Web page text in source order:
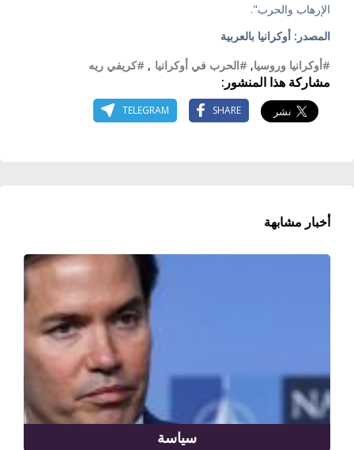
الإرهاب والحرب".
المصدر: أوكرانيا بالعربية
#أوكرانيا وروسيا, #الحرب في أوكرانيا , #كريفي ريه
مشاركة هذا المنشور:
SHARE
TELEGRAM
أخبار مشابهة
سياسة